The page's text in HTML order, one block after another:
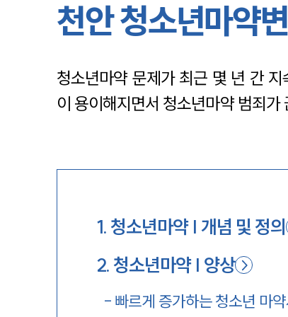
천안 청소년마약
청소년마약 문제가 최근 몇 년 간
이 용이해지면서 청소년마약 범죄가
1. 청소년마약 | 개념 및 정의
2. 청소년마약 | 양상
- 빠르게 증가하는 청소년 마